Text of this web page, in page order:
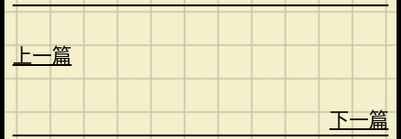
上一篇
下一篇